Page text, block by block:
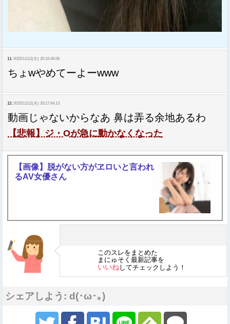
11: 2025/11/12(水) 20:16:36.06
ちょwやめてーよーwww
12: 2025/11/12(水) 20:17:44.13
動画じゃないからなあ 鼻は弄る余地あるわ
【悲報】ジ・Oが急に動かなくなった
【画像】脱がない方がヱロいと言われ
るAV女優さん
このスレをまとめた
まにゅそく最新記事を
いいねしてチェックしよう！
シェアしよう: d(･ω･｡)